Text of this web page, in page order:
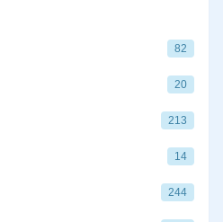
82
20
213
14
244